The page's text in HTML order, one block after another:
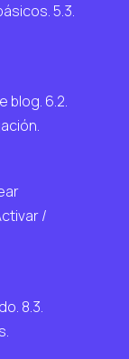
5.3.
blog. 6.2.
/
8.3.